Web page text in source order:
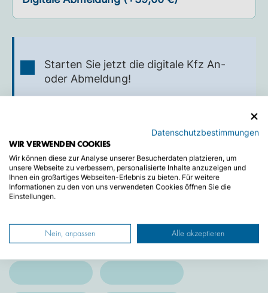
Starten Sie jetzt die digitale Kfz An-
oder Abmeldung!
Datenschutzbestimmungen
WIR VERWENDEN COOKIES
Wir können diese zur Analyse unserer Besucherdaten platzieren, um
unsere Webseite zu verbessern, personalisierte Inhalte anzuzeigen und
Ihnen ein großartiges Webseiten-Erlebnis zu bieten. Für weitere
Informationen zu den von uns verwendeten Cookies öffnen Sie die
Einstellungen.
Nein, anpassen Alle akzeptieren